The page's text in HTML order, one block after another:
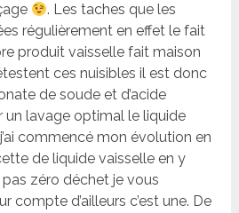
. Les taches que les
régulièrement en effet le fait
produit vaisselle fait maison
ces nuisibles il est donc
de soude et d’acide
un lavage optimal le liquide
commencé mon évolution en
de liquide vaisselle en y
pas zéro déchet je vous
compte d’ailleurs c’est une. De